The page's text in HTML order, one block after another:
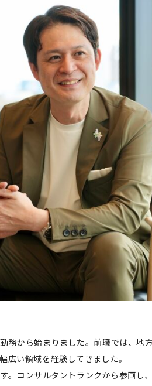
務から始まりました。前職では、地
広い領域を経験してきました。
。コンサルタントランクから参画し